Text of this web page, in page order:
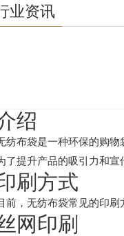
业资讯
绍
纺布袋是一种环保的购物
了提升产品的吸引力和宣
刷方式
前，无纺布袋常见的印刷
网印刷